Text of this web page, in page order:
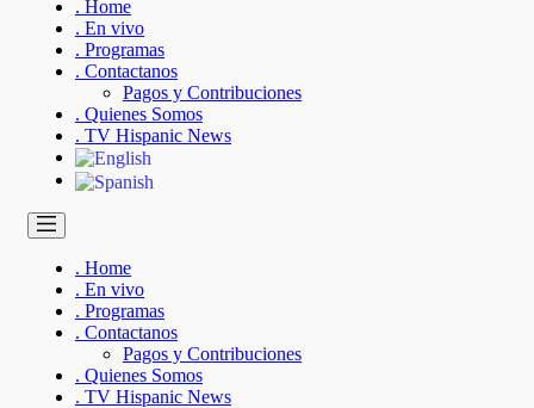
. Home
. En vivo
. Programas
. Contactanos
Pagos y Contribuciones
. Quienes Somos
. TV Hispanic News
. Home
. En vivo
. Programas
. Contactanos
Pagos y Contribuciones
. Quienes Somos
. TV Hispanic News